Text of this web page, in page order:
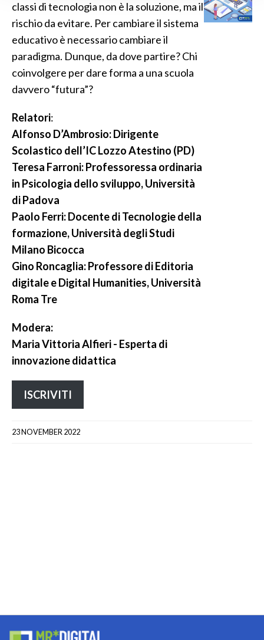
classi di tecnologia non è la soluzione, ma il
rischio da evitare. Per cambiare il sistema
educativo è necessario cambiare il
paradigma. Dunque, da dove partire? Chi
coinvolgere per dare forma a una scuola
davvero “futura”?
Relatori:
Alfonso D’Ambrosio: Dirigente
Scolastico dell’IC Lozzo Atestino (PD)
Teresa Farroni: Professoressa ordinaria
in Psicologia dello sviluppo, Università
di Padova
Paolo Ferri: Docente di Tecnologie della
formazione, Università degli Studi
Milano Bicocca
Gino Roncaglia: Professore di Editoria
digitale e Digital Humanities, Università
Roma Tre
Modera:
Maria Vittoria Alfieri - Esperta di
innovazione didattica
ISCRIVITI
23 NOVEMBER 2022